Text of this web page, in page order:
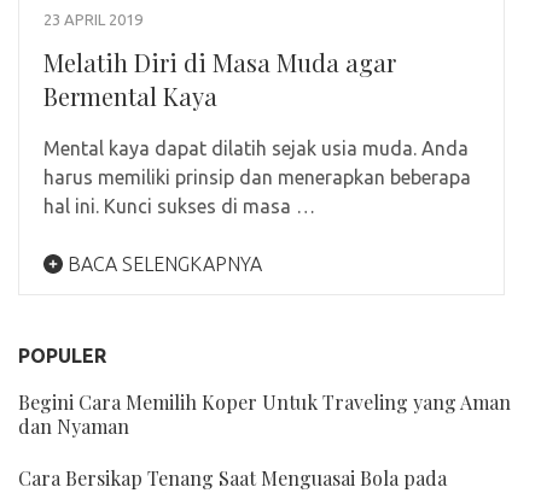
23 APRIL 2019
Melatih Diri di Masa Muda agar
Bermental Kaya
Mental kaya dapat dilatih sejak usia muda. Anda
harus memiliki prinsip dan menerapkan beberapa
hal ini. Kunci sukses di masa …
BACA SELENGKAPNYA
POPULER
Begini Cara Memilih Koper Untuk Traveling yang Aman
dan Nyaman
Cara Bersikap Tenang Saat Menguasai Bola pada